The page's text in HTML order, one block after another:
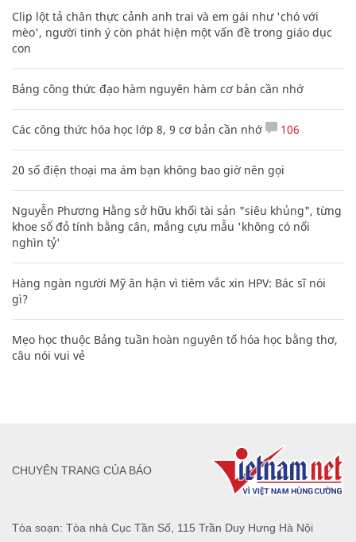
Clip lột tả chân thực cảnh anh trai và em gái như 'chó với
mèo', người tinh ý còn phát hiện một vấn đề trong giáo dục
con
Bảng công thức đạo hàm nguyên hàm cơ bản cần nhớ
Các công thức hóa học lớp 8, 9 cơ bản cần nhớ 106
20 số điện thoại ma ám bạn không bao giờ nên gọi
Nguyễn Phương Hằng sở hữu khối tài sản "siêu khủng", từng
khoe sổ đỏ tính bằng cân, mắng cựu mẫu 'không có nổi
nghìn tỷ'
Hàng ngàn người Mỹ ân hận vì tiêm vắc xin HPV: Bác sĩ nói
gì?
Mẹo học thuộc Bảng tuần hoàn nguyên tố hóa học bằng thơ,
câu nói vui vẻ
Tòa soạn: Tòa nhà Cục Tần Số, 115 Trần Duy Hưng Hà Nội
CHUYÊN TRANG CỦA BÁO